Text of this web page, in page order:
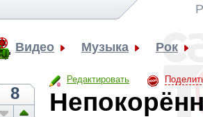
Видео Музыка Рок
Редактировать
8